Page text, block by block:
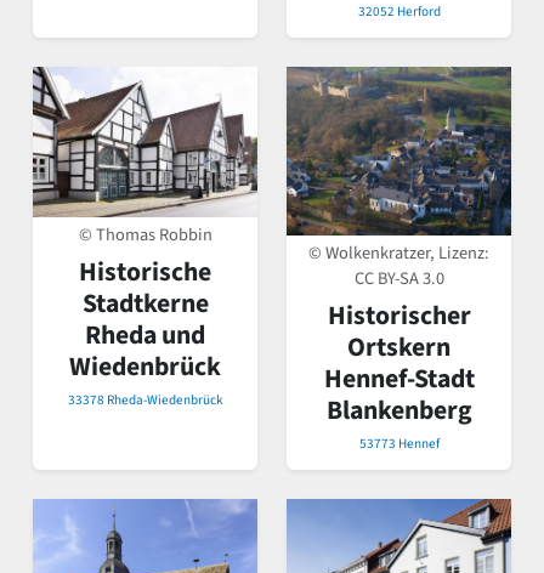
32052 Herford
© Thomas Robbin
Historische
Stadtkerne
Rheda und
Wiedenbrück
33378 Rheda-Wiedenbrück
© Wolkenkratzer, Lizenz:
CC BY-SA 3.0
Historischer
Ortskern
Hennef-Stadt
Blankenberg
53773 Hennef